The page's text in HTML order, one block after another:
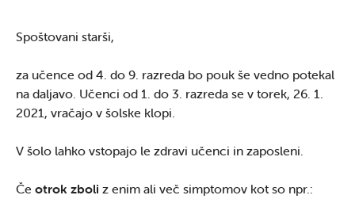
Spoštovani starši,
za učence od 4. do 9. razreda bo pouk še vedno potekal
na daljavo. Učenci od 1. do 3. razreda se v torek, 26. 1.
2021, vračajo v šolske klopi.
V šolo lahko vstopajo le zdravi učenci in zaposleni.
Če otrok zboli z enim ali več simptomov kot so npr.: